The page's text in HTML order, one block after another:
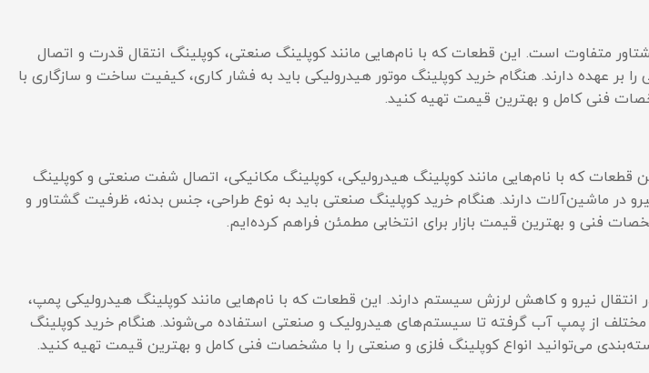
متفاوت است. این قطعات که با نام‌هایی مانند کوپلینگ صنعتی، کوپلینگ انتقال قدرت و اتصال
بر عهده دارند. هنگام خرید کوپلینگ موتور هیدرولیکی باید به فشار کاری، کیفیت ساخت و سازگاری با
فنی کامل و بهترین قیمت تهیه کنید.
که با نام‌هایی مانند کوپلینگ هیدرولیکی، کوپلینگ مکانیکی، اتصال شفت صنعتی و کوپلینگ
ماشین‌آلات دارند. هنگام خرید کوپلینگ صنعتی باید به نوع طراحی، جنس بدنه، ظرفیت گشتاور و
فنی و بهترین قیمت بازار برای انتخابی مطمئن فراهم کرده‌ایم.
نیرو و کاهش لرزش سیستم دارند. این قطعات که با نام‌هایی مانند کوپلینگ هیدرولیکی پمپ،
از پمپ آب گرفته تا سیستم‌های هیدرولیک و صنعتی استفاده می‌شوند. هنگام خرید کوپلینگ
می‌توانید انواع کوپلینگ فلزی و صنعتی را با مشخصات فنی کامل و بهترین قیمت تهیه کنید.